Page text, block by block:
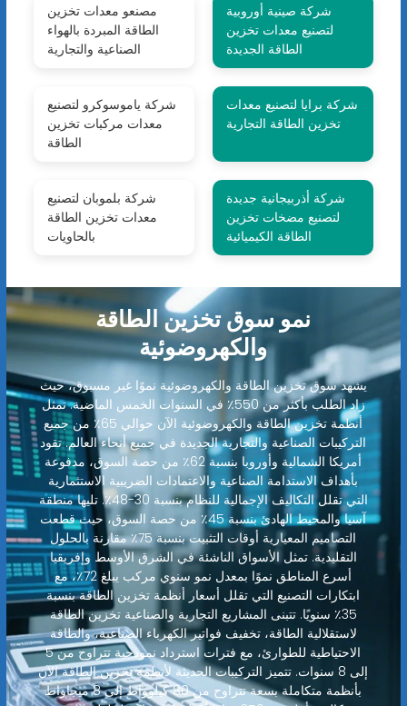
مصنعو معدات تخزين
الطاقة المبردة بالهواء
الصناعية والتجارية
شركة صينية أوروبية
لتصنيع معدات تخزين
الطاقة الجديدة
شركة ياموسوكرو لتصنيع
معدات مركبات تخزين
الطاقة
شركة برايا لتصنيع معدات
تخزين الطاقة التجارية
شركة بلموبان لتصنيع
معدات تخزين الطاقة
بالحاويات
شركة أذربيجانية جديدة
لتصنيع مضخات تخزين
الطاقة الكيميائية
نمو سوق تخزين الطاقة
والكهروضوئية
يشهد سوق تخزين الطاقة والكهروضوئية نموًا غير مسبوق، حيث
زاد الطلب بأكثر من 550٪ في السنوات الخمس الماضية. تمثل
أنظمة تخزين الطاقة والكهروضوئية الآن حوالي 65٪ من جميع
التركيبات الصناعية والتجارية الجديدة في جميع أنحاء العالم. تقود
أمريكا الشمالية وأوروبا بنسبة 62٪ من حصة السوق، مدفوعة
بأهداف الاستدامة الصناعية والاعتمادات الضريبية الاستثمارية
التي تقلل التكاليف الإجمالية للنظام بنسبة 30-48٪. تليها منطقة
آسيا والمحيط الهادئ بنسبة 45٪ من حصة السوق، حيث قطعت
التصاميم المعيارية أوقات التثبيت بنسبة 75٪ مقارنة بالحلول
التقليدية. تمثل الأسواق الناشئة في الشرق الأوسط وإفريقيا
أسرع المناطق نموًا بمعدل نمو سنوي مركب يبلغ 72٪، مع
ابتكارات التصنيع التي تقلل أسعار أنظمة تخزين الطاقة بنسبة
35٪ سنويًا. تتبنى المشاريع التجارية والصناعية تخزين الطاقة
لاستقلالية الطاقة، تخفيف فواتير الكهرباء الصناعية، والطاقة
الاحتياطية للطوارئ، مع فترات استرداد نموذجية تتراوح من 5
إلى 8 سنوات. تتميز التركيبات الحديثة لأنظمة تخزين الطاقة الآن
بأنظمة متكاملة بسعة تتراوح من 80 كيلوواط إلى 8 ميجاواط